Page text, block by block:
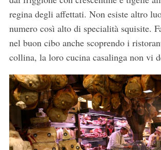
regina degli affettati. Non esiste altro
numero così alto di specialità squisite.
nel buon cibo anche scoprendo i
collina, la loro cucina casalinga non vi